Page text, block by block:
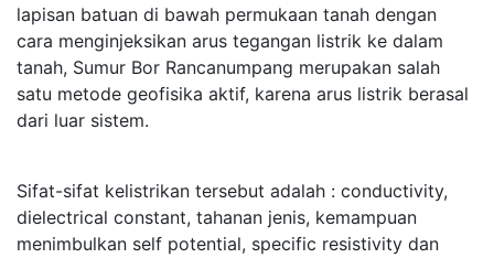
lapisan batuan di bawah permukaan tanah dengan
cara menginjeksikan arus tegangan listrik ke dalam
tanah, Sumur Bor Rancanumpang merupakan salah
satu metode geofisika aktif, karena arus listrik berasal
dari luar sistem.
Sifat-sifat kelistrikan tersebut adalah : conductivity,
dielectrical constant, tahanan jenis, kemampuan
menimbulkan self potential, specific resistivity dan